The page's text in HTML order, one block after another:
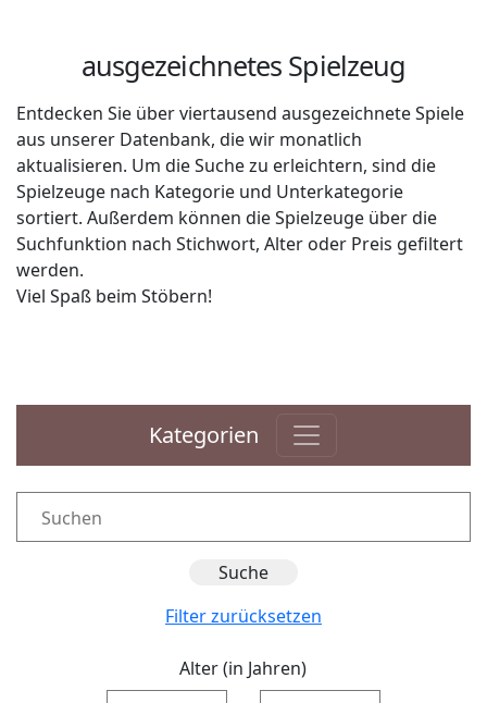
ausgezeichnetes Spielzeug
Entdecken Sie über viertausend ausgezeichnete Spiele
aus unserer Datenbank, die wir monatlich
aktualisieren. Um die Suche zu erleichtern, sind die
Spielzeuge nach Kategorie und Unterkategorie
sortiert. Außerdem können die Spielzeuge über die
Suchfunktion nach Stichwort, Alter oder Preis gefiltert
werden.
Viel Spaß beim Stöbern!
Kategorien
Filter zurücksetzen
Alter (in Jahren)